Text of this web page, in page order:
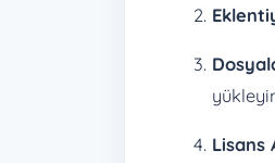
Lisans